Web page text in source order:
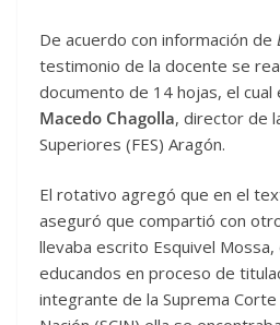
De acuerdo con información de
testimonio de la docente se
documento de 14 hojas, el cual
Macedo Chagolla, director de
Superiores (FES) Aragón.
El rotativo agregó que en el
aseguró que compartió con
llevaba escrito Esquivel
educandos en proceso de
integrante de la Suprema Corte